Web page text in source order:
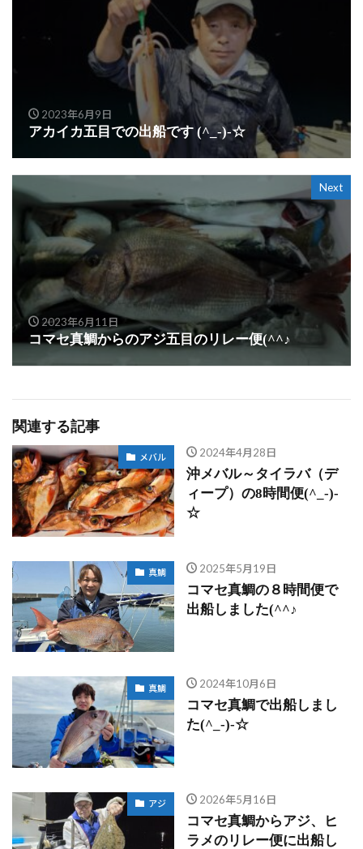
2023年6月9日
アカイカ五目での出船です (^_-)-☆
Next
2023年6月11日
コマセ真鯛からのアジ五目のリレー便(^^♪
関連する記事
メバル 2024年4月28日
沖メバル～タイラバ（デ
ィープ）の8時間便(^_-)-
☆
真鯛 2025年5月19日
コマセ真鯛の８時間便で
出船しました(^^♪
真鯛 2024年10月6日
コマセ真鯛で出船しまし
た(^_-)-☆
アジ 2026年5月16日
コマセ真鯛からアジ、ヒ
ラメのリレー便に出船し